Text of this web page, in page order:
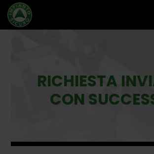
RICHIESTA
CON